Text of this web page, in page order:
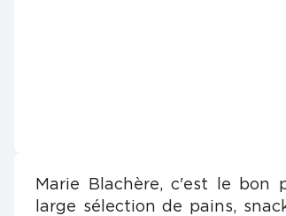
Marie Blachère, c'est le bon
large sélection de pains,